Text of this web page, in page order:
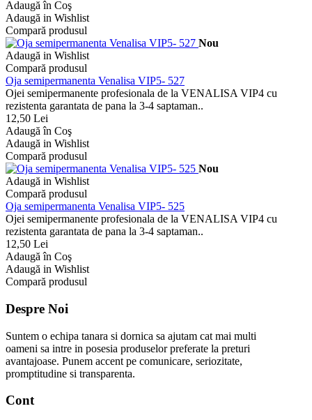
Adaugă în Coş
Adaugă in Wishlist
Compară produsul
Nou
Adaugă in Wishlist
Compară produsul
Oja semipermanenta Venalisa VIP5- 527
Ojei semipermanente profesionala de la VENALISA VIP4 cu
rezistenta garantata de pana la 3-4 saptaman..
12,50 Lei
Adaugă în Coş
Adaugă in Wishlist
Compară produsul
Nou
Adaugă in Wishlist
Compară produsul
Oja semipermanenta Venalisa VIP5- 525
Ojei semipermanente profesionala de la VENALISA VIP4 cu
rezistenta garantata de pana la 3-4 saptaman..
12,50 Lei
Adaugă în Coş
Adaugă in Wishlist
Compară produsul
Despre Noi
Suntem o echipa tanara si dornica sa ajutam cat mai multi
oameni sa intre in posesia produselor preferate la preturi
avantajoase. Punem accent pe comunicare, seriozitate,
promptitudine si transparenta.
Cont